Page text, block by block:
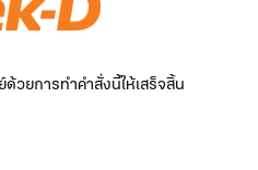
วยการทำคำสั่งนี้ให้เสร็จสิ้น